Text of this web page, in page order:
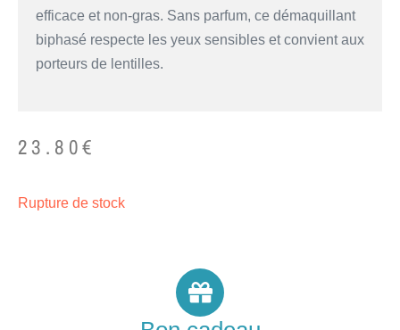
efficace et non-gras. Sans parfum, ce démaquillant
biphasé respecte les yeux sensibles et convient aux
porteurs de lentilles.
23.80€
Rupture de stock